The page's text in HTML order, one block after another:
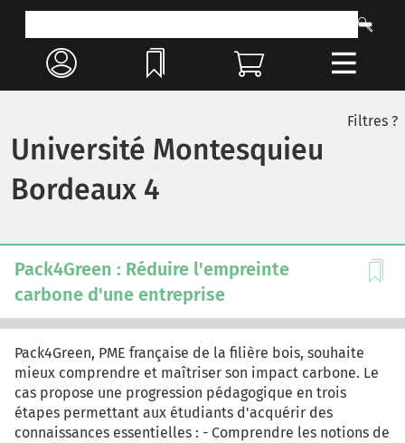
Université Montesquieu
Bordeaux 4
Filtres ?
Pack4Green : Réduire l'empreinte
carbone d'une entreprise
Pack4Green, PME française de la filière bois, souhaite
mieux comprendre et maîtriser son impact carbone. Le
cas propose une progression pédagogique en trois
étapes permettant aux étudiants d'acquérir des
connaissances essentielles : - Comprendre les notions de